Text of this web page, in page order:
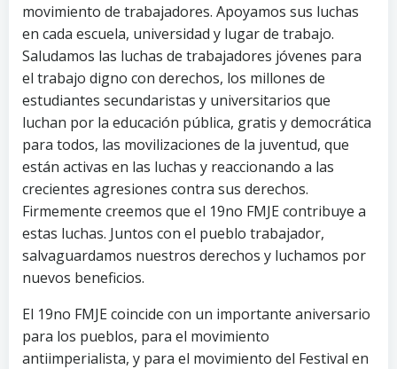
movimiento de trabajadores. Apoyamos sus luchas
en cada escuela, universidad y lugar de trabajo.
Saludamos las luchas de trabajadores jóvenes para
el trabajo digno con derechos, los millones de
estudiantes secundaristas y universitarios que
luchan por la educación pública, gratis y democrática
para todos, las movilizaciones de la juventud, que
están activas en las luchas y reaccionando a las
crecientes agresiones contra sus derechos.
Firmemente creemos que el 19no FMJE contribuye a
estas luchas. Juntos con el pueblo trabajador,
salvaguardamos nuestros derechos y luchamos por
nuevos beneficios.
El 19no FMJE coincide con un importante aniversario
para los pueblos, para el movimiento
antiimperialista, y para el movimiento del Festival en